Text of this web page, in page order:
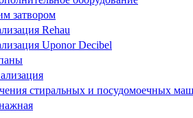
затвором
Rehau
Uponor Decibel
стиральных и посудомоечных